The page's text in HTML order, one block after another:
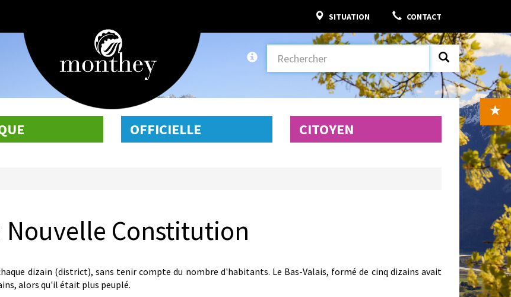
SITUATION CONTACT
OFFICIELLE CITOYEN
Nouvelle Constitution
dizain (district), sans tenir compte du nombre d'habitants. Le Bas-Valais, formé de cinq dizains avait
alors qu'il était plus peuplé.